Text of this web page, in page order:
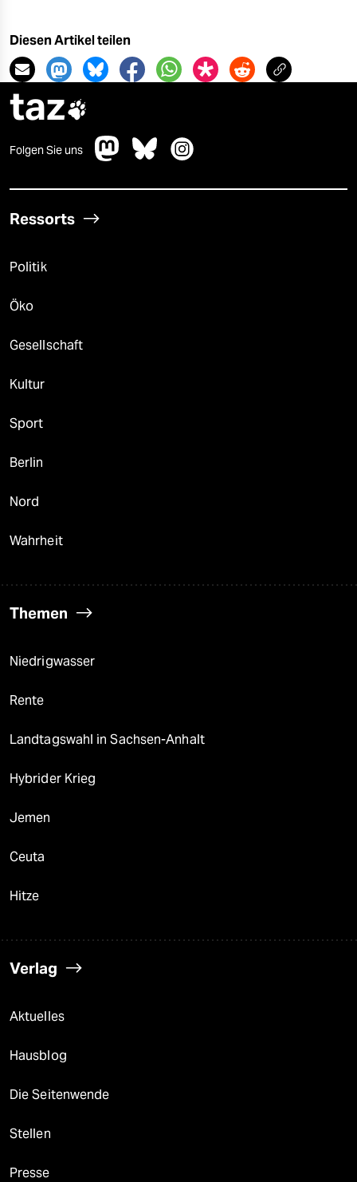
Diesen Artikel teilen
taz
Folgen Sie uns
Ressorts
Politik
Öko
Gesellschaft
Kultur
Sport
Berlin
Nord
Wahrheit
Themen
Niedrigwasser
Rente
Landtagswahl in Sachsen-Anhalt
Hybrider Krieg
Jemen
Ceuta
Hitze
Verlag
Aktuelles
Hausblog
Die Seitenwende
Stellen
Presse